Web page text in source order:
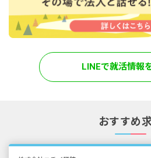
LINEで就活情報
おすすめ